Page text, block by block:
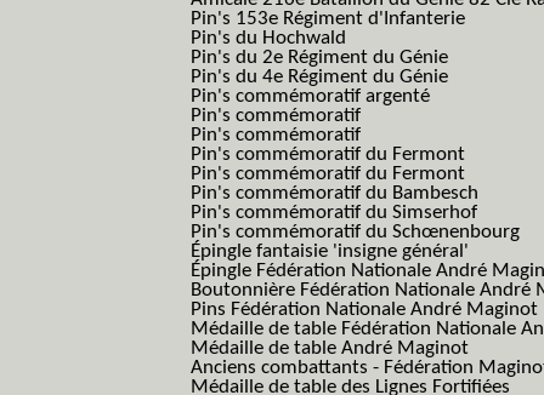
Pin's 153e Régiment d'Infanterie
Pin's du Hochwald
Pin's du 2e Régiment du Génie
Pin's du 4e Régiment du Génie
Pin's commémoratif argenté
Pin's commémoratif
Pin's commémoratif
Pin's commémoratif du Fermont
Pin's commémoratif du Fermont
Pin's commémoratif du Bambesch
Pin's commémoratif du Simserhof
Pin's commémoratif du Schœnenbourg
Épingle fantaisie 'insigne général'
Épingle Fédération Nationale André
Boutonnière Fédération Nationale André
Pins Fédération Nationale André Maginot
Médaille de table Fédération Nationale
Médaille de table André Maginot
Anciens combattants - Fédération
Médaille de table des Lignes Fortifiées